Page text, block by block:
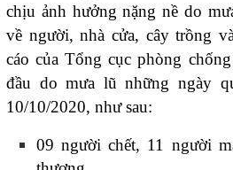
chịu ảnh hưởng nặng nề do
về người, nhà cửa, cây trồng
cáo của Tổng cục phòng
đầu do mưa lũ những ngày
10/10/2020, như sau:
09 người chết, 11 người